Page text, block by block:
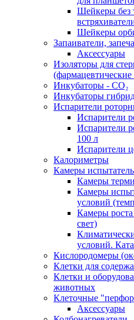
Шейкеры без
Шейкеры
Запаиватели,
Аксессуары
Изоляторы для
Инкубаторы - CO₂
Инкубаторы
Испарители
Испарители
Испарители
100 л
Испарители
Калориметры
Камеры
Камеры
Камеры
условий
Камеры роста
свет)
условий.
Кислородомеры
Клетки для
Клетки и
животных
Клеточные
Аксессуары